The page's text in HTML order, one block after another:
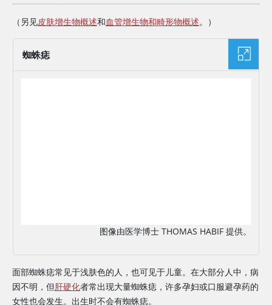
（另见皮肤增生物概述和血管增生物和畸形物概述。）
蜘蛛痣
图像由医学博士 THOMAS HABIF 提供。
面部蜘蛛痣常见于浅肤色的人，也可见于儿童。在大部分人中，病
因不明，但肝硬化者常出现大量蜘蛛痣，许多孕妇或口服避孕药的
女性也会发生。出生时不会有蜘蛛痣。